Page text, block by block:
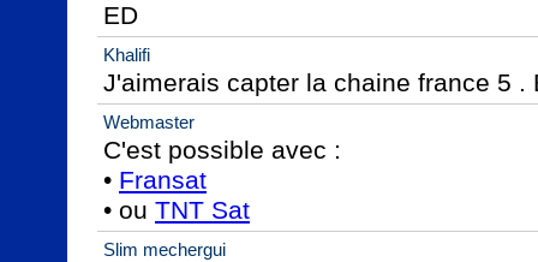
ED
Khalifi
J'aimerais capter la chaine france 5 .
Webmaster
C'est possible avec :
• Fransat
• ou TNT Sat
Slim mechergui